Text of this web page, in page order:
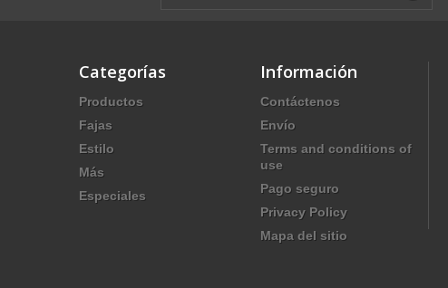
Categorías
Productos
Fajas
Estilo
Más
Especiales
Información
Contáctenos
Envío
Terms and conditions of
use
Pago seguro
Privacy Policy
Mapa del sitio